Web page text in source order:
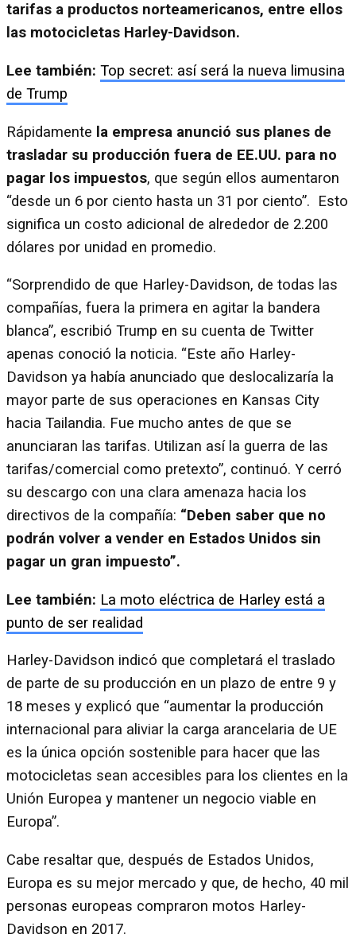
tarifas a productos norteamericanos, entre ellos
las motocicletas Harley-Davidson.
Lee también: Top secret: así será la nueva limusina
de Trump
Rápidamente la empresa anunció sus planes de
trasladar su producción fuera de EE.UU. para no
pagar los impuestos, que según ellos aumentaron
“desde un 6 por ciento hasta un 31 por ciento”. Esto
significa un costo adicional de alrededor de 2.200
dólares por unidad en promedio.
“Sorprendido de que Harley-Davidson, de todas las
compañías, fuera la primera en agitar la bandera
blanca”, escribió Trump en su cuenta de Twitter
apenas conoció la noticia. “Este año Harley-
Davidson ya había anunciado que deslocalizaría la
mayor parte de sus operaciones en Kansas City
hacia Tailandia. Fue mucho antes de que se
anunciaran las tarifas. Utilizan así la guerra de las
tarifas/comercial como pretexto”, continuó. Y cerró
su descargo con una clara amenaza hacia los
directivos de la compañía: “Deben saber que no
podrán volver a vender en Estados Unidos sin
pagar un gran impuesto”.
Lee también: La moto eléctrica de Harley está a
punto de ser realidad
Harley-Davidson indicó que completará el traslado
de parte de su producción en un plazo de entre 9 y
18 meses y explicó que “aumentar la producción
internacional para aliviar la carga arancelaria de UE
es la única opción sostenible para hacer que las
motocicletas sean accesibles para los clientes en la
Unión Europea y mantener un negocio viable en
Europa”.
Cabe resaltar que, después de Estados Unidos,
Europa es su mejor mercado y que, de hecho, 40 mil
personas europeas compraron motos Harley-
Davidson en 2017.